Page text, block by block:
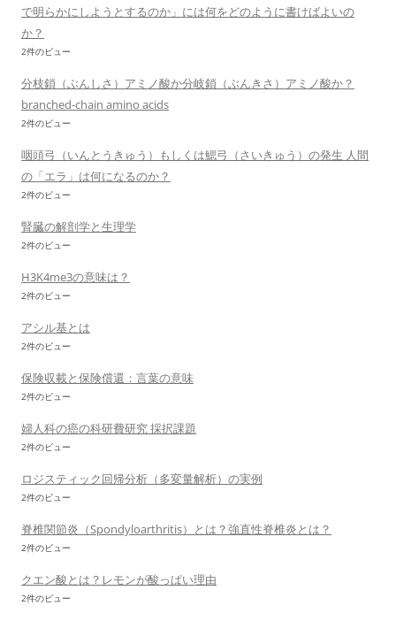
で明らかにしようとするのか」には何をどのように書けばよいの
か？
2件のビュー
分枝鎖（ぶんしさ）アミノ酸か分岐鎖（ぶんきさ）アミノ酸か？
branched-chain amino acids
2件のビュー
咽頭弓（いんとうきゅう）もしくは鰓弓（さいきゅう）の発生 人間
の「エラ」は何になるのか？
2件のビュー
腎臓の解剖学と生理学
2件のビュー
H3K4me3の意味は？
2件のビュー
アシル基とは
2件のビュー
保険収載と保険償還：言葉の意味
2件のビュー
婦人科の癌の科研費研究 採択課題
2件のビュー
ロジスティック回帰分析（多変量解析）の実例
2件のビュー
脊椎関節炎（Spondyloarthritis）とは？強直性脊椎炎とは？
2件のビュー
クエン酸とは？レモンが酸っぱい理由
2件のビュー